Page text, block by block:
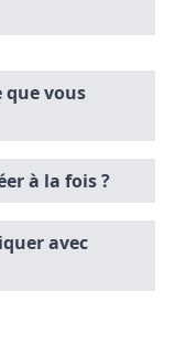
que vous
à la fois ?
avec